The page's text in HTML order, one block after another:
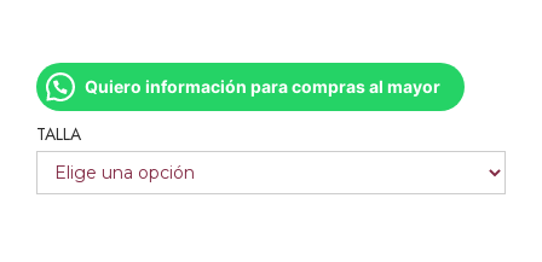
Quiero información para compras al mayor
TALLA